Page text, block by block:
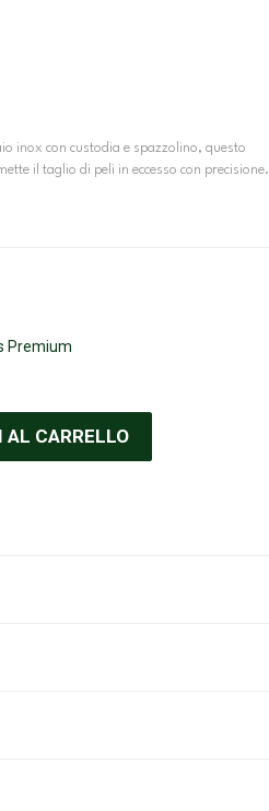
inox con custodia e spazzolino, questo
il taglio di peli in eccesso con precisione.
Premium
AL CARRELLO